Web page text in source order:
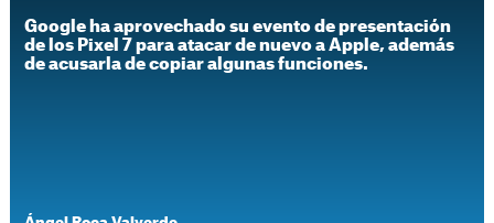
Google ha aprovechado su evento de presentación
de los Pixel 7 para atacar de nuevo a Apple, además
de acusarla de copiar algunas funciones.